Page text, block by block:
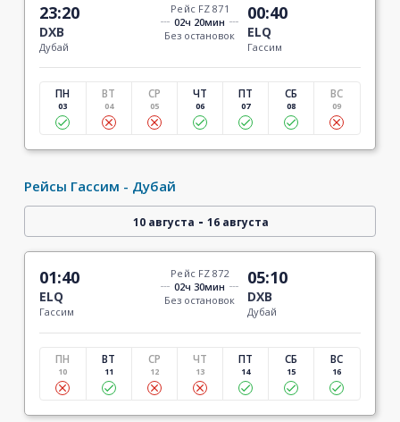
23:20
DXB
Дубай
Рейс FZ 871
02ч 20мин
Без остановок
00:40
ELQ
Гассим
ПН
03
ВТ
04
СР
05
ЧТ
06
ПТ
07
СБ
08
ВС
09
Рейсы Гассим - Дубай
10 августа - 16 августа
01:40
ELQ
Гассим
Рейс FZ 872
02ч 30мин
Без остановок
05:10
DXB
Дубай
ПН
10
ВТ
11
СР
12
ЧТ
13
ПТ
14
СБ
15
ВС
16